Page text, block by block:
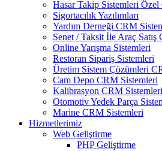
Hasar Takip Sistemleri Özel
Sigortacılık Yazılımları
Yardım Derneği CRM
Senet / Taksit İle Araç
Online Yarışma Sistemleri
Restoran Sipariş Sistemleri
Üretim Sistem Çözümleri
Cam Depo CRM Sistemleri
Kalibrasyon CRM Sistemleri
Otomotiv Yedek Parça
Marine CRM Sistemleri
Hizmetlerimiz
Web Geliştirme
PHP Geliştirme